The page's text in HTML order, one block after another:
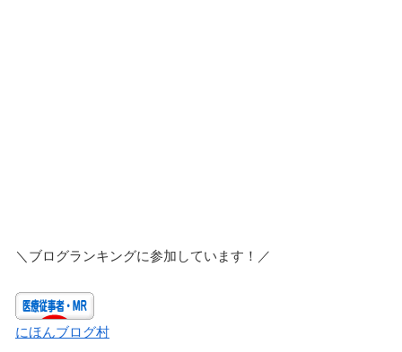
＼ブログランキングに参加しています！／
にほんブログ村